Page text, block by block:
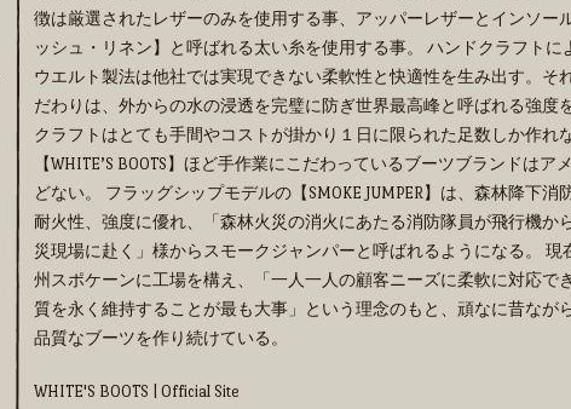
徴は厳選されたレザーのみを使用する事、アッパーレザーとインソー
ッシュ・リネン】と呼ばれる太い糸を使用する事。 ハンドクラフトに
ウエルト製法は他社では実現できない柔軟性と快適性を生み出す。そ
だわりは、外からの水の浸透を完璧に防ぎ世界最高峰と呼ばれる強度
クラフトはとても手間やコストが掛かり１日に限られた足数しか作れ
【WHITE’S BOOTS】ほど手作業にこだわっているブーツブランドはア
どない。 フラッグシップモデルの【SMOKE JUMPER】は、森林降下消
耐火性、強度に優れ、「森林火災の消火にあたる消防隊員が飛行機か
災現場に赴く」様からスモークジャンパーと呼ばれるようになる。 現
州スポケーンに工場を構え、「一人一人の顧客ニーズに柔軟に対応で
質を永く維持することが最も大事」という理念のもと、頑なに昔なが
品質なブーツを作り続けている。
WHITE'S BOOTS | Official Site